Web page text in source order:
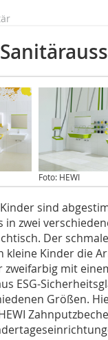
Foto: HEWI
sind
in zwei
Der
kleine Kinder die
zweifarbig mit
ESG-
Größen.